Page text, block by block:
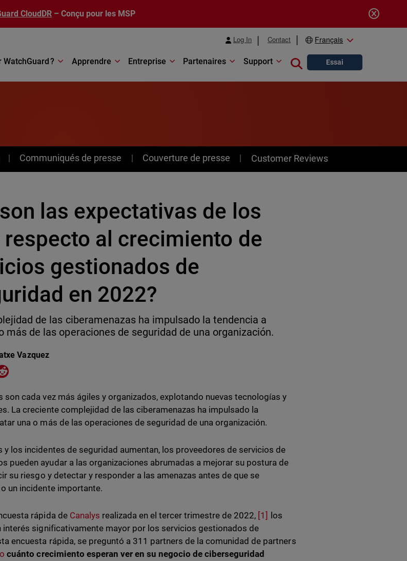
CloudDR – Conçu pour les MSP
Log In Contact Français
? Apprendre Entreprise Partenaires Support Close search
Essai
Communiqués de presse Couverture de presse Customer Reviews
las expectativas de los
al crecimiento de
gestionados de
en 2022?
de las ciberamenazas ha impulsado la tendencia a
más de las operaciones de seguridad de una organización.
Vazquez
on X
Share on Reddit
son cada vez más ágiles y organizados, explotando nuevas tecnologías y
La creciente complejidad de las ciberamenazas ha impulsado la
una o más de las operaciones de seguridad de una organización.
y los incidentes de seguridad aumentan, los proveedores de servicios de
pueden ayudar a las organizaciones abrumadas a mejorar su postura de
su riesgo y detectar y responder a las amenazas antes de que se
un incidente importante.
rápida de Canalys realizada en el tercer trimestre de 2022, [1]
los
interés significativamente mayor por los servicios gestionados de
encuesta rápida, se preguntó a 311 partners de la comunidad de partners
cuánto crecimiento esperan ver en su negocio de ciberseguridad